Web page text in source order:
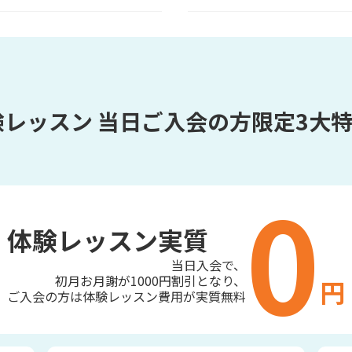
ッスン 当日ご入会の方限定3大
体験レッスン実質
当日入会で、
初月お月謝が1000円割引となり、
ご入会の方は体験レッスン費用が実質無料 0 円